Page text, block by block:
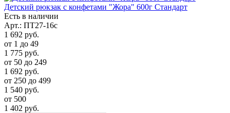
Детский рюкзак с конфетами "Жора" 600г Стандарт
Есть в наличии
Арт.: ПТ27-16с
1 692 руб.
от 1 до 49
1 775 руб.
от 50 до 249
1 692 руб.
от 250 до 499
1 540 руб.
от 500
1 402 руб.